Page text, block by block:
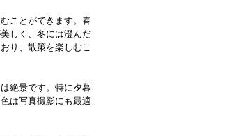
ことができます。春
しく、冬には澄んだ
り、散策を楽しむこ
絶景です。特に夕暮
は写真撮影にも最適